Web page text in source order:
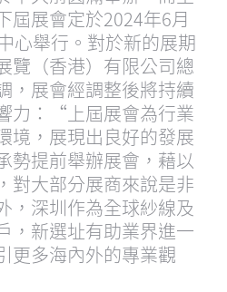
屆展會定於2024年6月
心舉行。對於新的展期
覽（香港）有限公司總
，展會經調整後將持續
力：“上屆展會為行業
境，展現出良好的發展
勢提前舉辦展會，藉以
對大部分展商來說是非
，深圳作為全球紗線及
，新選址有助業界進一
更多海內外的專業觀